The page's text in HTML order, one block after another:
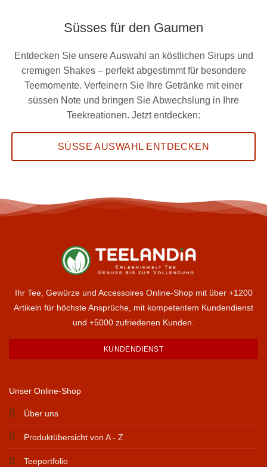
Süsses für den Gaumen
Entdecken Sie unsere Auswahl an köstlichen Sirups und
cremigen Shakes – perfekt abgestimmt für besondere
Teemomente. Verfeinern Sie Ihre Getränke mit einer
süssen Note und bringen Sie Abwechslung in Ihre
Teekreationen. Jetzt entdecken:
SÜSSE AUSWAHL ENTDECKEN
Ihr Tee, Gewürze und Accessoires Online-Shop mit über +1200
Artikeln für höchste Ansprüche, mit kompetentem Kundendienst
und +5000 zufriedenen Kunden.
KUNDENDIENST
Unser Online-Shop
Über uns
Produktübersicht von A - Z
Teeportfolio